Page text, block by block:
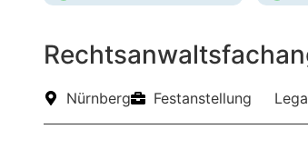
Nürnberg Festanstellung